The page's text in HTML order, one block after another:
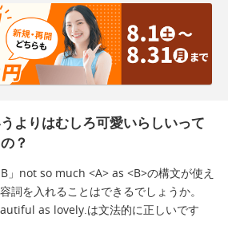
よりはむしろ可愛いらしいって
？
B」not so much <A> as <B>の構文が使え
詞を入れることはできるでしょうか。
as lovely.は文法的に正しいです